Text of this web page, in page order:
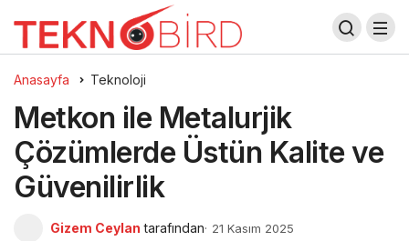
Anasayfa Teknoloji
Metkon ile Metalurjik
Çözümlerde Üstün Kalite ve
Güvenilirlik
Gizem Ceylan tarafından
21 Kasım 2025